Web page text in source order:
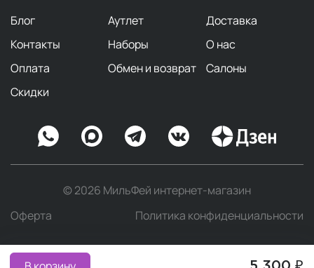
Блог Аутлет
Доставка
Контакты
Наборы
О нас
Оплата
Обмен и возврат
Салоны
Скидки
© 2026 МильФей интернет-магазин
Оферта
Политика конфиденциальности